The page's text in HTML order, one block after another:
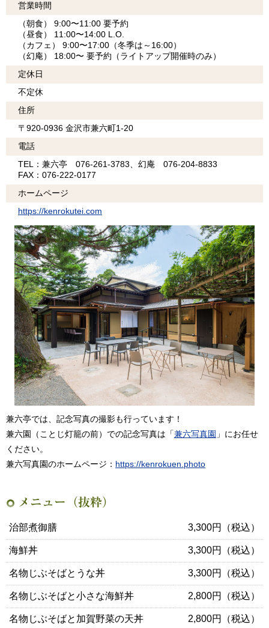
営業時間
（朝食） 9:00〜11:00 要予約
（昼食） 11:00〜14:00 L.O.
（カフェ） 9:00〜17:00（冬季は～16:00）
（幻庵） 18:00〜 要予約（ライトアップ開催時のみ）
定休日
不定休
住所
〒920-0936 金沢市兼六町1-20
電話
TEL：兼六亭 076-261-3783、幻庵 076-204-8833
FAX：076-222-0177
ホームページ
https://kenrokutei.com
兼六亭では、記念写真の撮影も行っています！
兼六園（ことじ灯籠の前）での記念写真は「兼六写真園 」にお任せ
ください。
兼六写真園のホームページ： https://kenrokuen.photo
メニュー（抜粋）
治部煮御膳 3,300円（税込）
海鮮丼 3,300円（税込）
名物じぶそばとうな丼 3,300円（税込）
名物じぶそばと小さな海鮮丼 2,800円（税込）
名物じぶそばと加賀野菜の天丼 2,800円（税込）